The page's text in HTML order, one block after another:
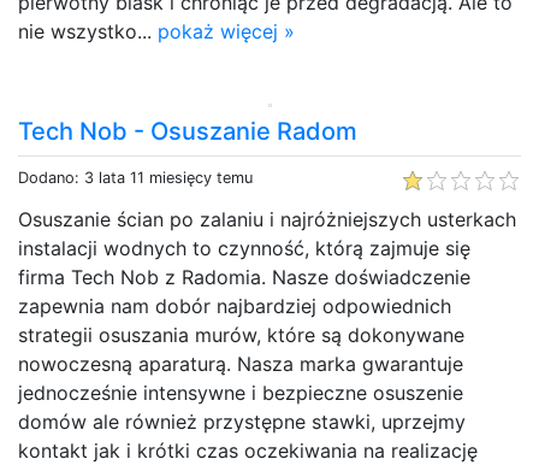
nie wszystko... pokaż więcej »
Tech Nob - Osuszanie Radom
Dodano: 3 lata 11 miesięcy temu
Osuszanie ścian po zalaniu i najróżniejszych usterkach
instalacji wodnych to czynność, którą zajmuje się
firma Tech Nob z Radomia. Nasze doświadczenie
zapewnia nam dobór najbardziej odpowiednich
strategii osuszania murów, które są dokonywane
nowoczesną aparaturą. Nasza marka gwarantuje
jednocześnie intensywne i bezpieczne osuszenie
domów ale również przystępne stawki, uprzejmy
kontakt jak i krótki czas oczekiwania na realizację